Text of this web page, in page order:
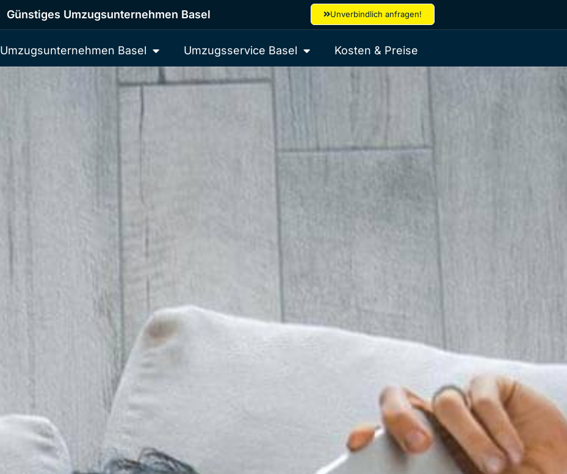
Günstiges Umzugsunternehmen Basel Unverbindlich anfragen!
Umzugsunternehmen Basel Umzugsservice Basel Kosten & Preise